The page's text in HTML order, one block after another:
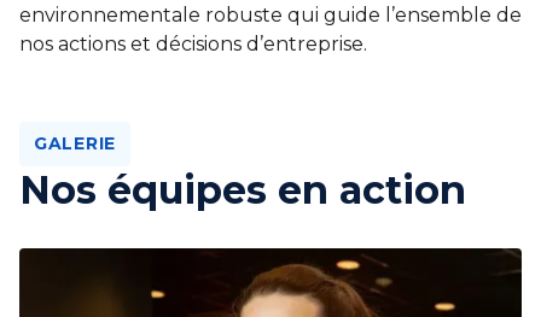
environnementale robuste qui guide l’ensemble de
nos actions et décisions d’entreprise.
GALERIE
Nos équipes en action